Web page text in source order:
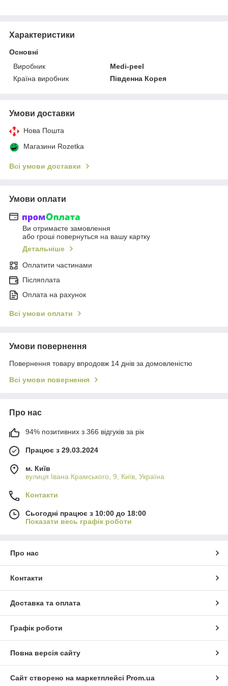
Характеристики
Основні
Виробник
Medi-peel
Країна виробник
Південна Корея
Умови доставки
Нова Пошта
Магазини Rozetka
Всі умови доставки
Умови оплати
Ви отримаєте замовлення
або гроші повернуться на вашу картку
Детальніше
Оплатити частинами
Післяплата
Оплата на рахунок
Всі умови оплати
Умови повернення
Повернення товару впродовж 14 днів за домовленістю
Всі умови повернення
Про нас
94% позитивних з 366 відгуків за рік
Працює з 29.03.2024
м. Київ
вулиця Івана Крамського, 9, Київ, Україна
Контакти
Сьогодні працює з 10:00 до 18:00
Показати весь графік роботи
Про нас
Контакти
Доставка та оплата
Графік роботи
Повна версія сайту
Сайт створено на маркетплейсі Prom.ua